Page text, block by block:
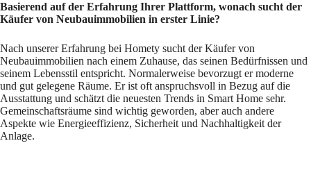
Basierend auf der Erfahrung Ihrer Plattform, wonach sucht der
Käufer von Neubauimmobilien in erster Linie?
Nach unserer Erfahrung bei Homety sucht der Käufer von
Neubauimmobilien nach einem Zuhause, das seinen Bedürfnissen und
seinem Lebensstil entspricht. Normalerweise bevorzugt er moderne
und gut gelegene Räume. Er ist oft anspruchsvoll in Bezug auf die
Ausstattung und schätzt die neuesten Trends in Smart Home sehr.
Gemeinschaftsräume sind wichtig geworden, aber auch andere
Aspekte wie Energieeffizienz, Sicherheit und Nachhaltigkeit der
Anlage.